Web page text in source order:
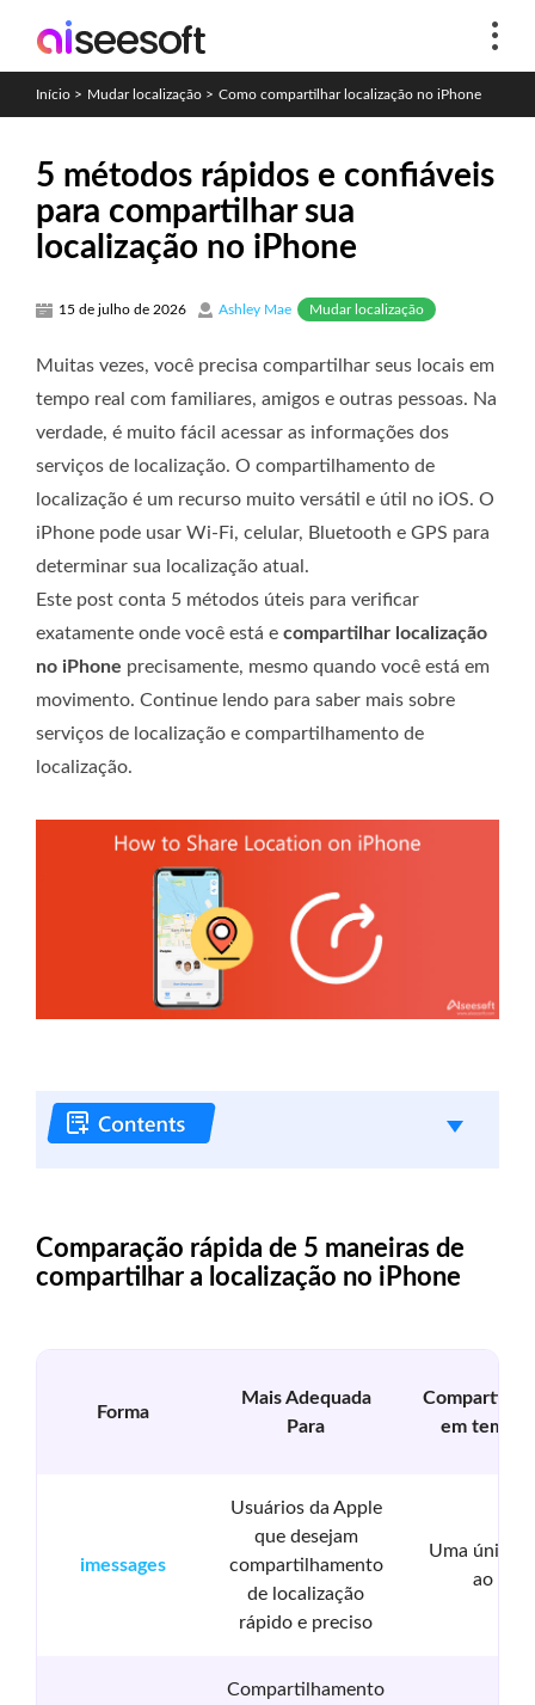
Início > Mudar localização > Como compartilhar localização no iPhone
5 métodos rápidos e confiáveis
​​para compartilhar sua
localização no iPhone
15 de julho de 2026 Ashley Mae Mudar localização
Muitas vezes, você precisa compartilhar seus locais em
tempo real com familiares, amigos e outras pessoas. Na
verdade, é muito fácil acessar as informações dos
serviços de localização. O compartilhamento de
localização é um recurso muito versátil e útil no iOS. O
iPhone pode usar Wi-Fi, celular, Bluetooth e GPS para
determinar sua localização atual.
Este post conta 5 métodos úteis para verificar
exatamente onde você está e compartilhar localização
no iPhone precisamente, mesmo quando você está em
movimento. Continue lendo para saber mais sobre
serviços de localização e compartilhamento de
localização.
Comparação rápida de 5 maneiras de
compartilhar a localização no iPhone
Forma
Mais Adequada
Para
em tempo
imessages
Usuários da Apple
que desejam
compartilhamento
de localização
rápido e preciso
Uma única
ao vivo
Compartilhamento